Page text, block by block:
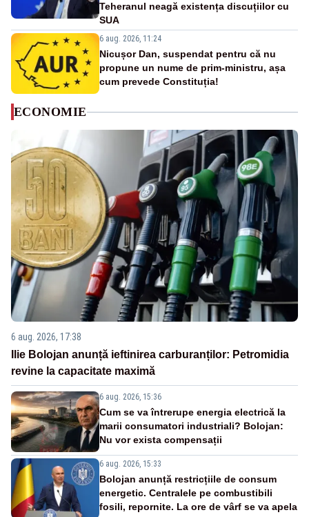
Teheranul neagă existența discuțiilor cu
SUA
6 aug. 2026, 11:24
Nicușor Dan, suspendat pentru că nu
propune un nume de prim-ministru, așa
cum prevede Constituția!
ECONOMIE
6 aug. 2026, 17:38
Ilie Bolojan anunță ieftinirea carburanților: Petromidia
revine la capacitate maximă
6 aug. 2026, 15:36
Cum se va întrerupe energia electrică la
marii consumatori industriali? Bolojan:
Nu vor exista compensații
6 aug. 2026, 15:33
Bolojan anunță restricțiile de consum
energetic. Centralele pe combustibili
fosili, repornite. La ore de vârf se va apela